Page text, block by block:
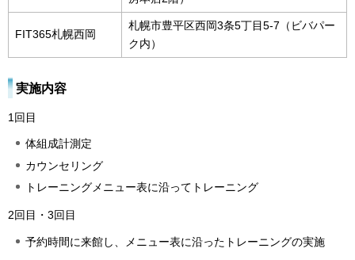
FIT365札幌西岡
札幌市豊平区西岡3条5丁目5-7（ビバパー
ク内）
実施内容
1回目
体組成計測定
カウンセリング
トレーニングメニュー表に沿ってトレーニング
2回目・3回目
予約時間に来館し、メニュー表に沿ったトレーニングの実施